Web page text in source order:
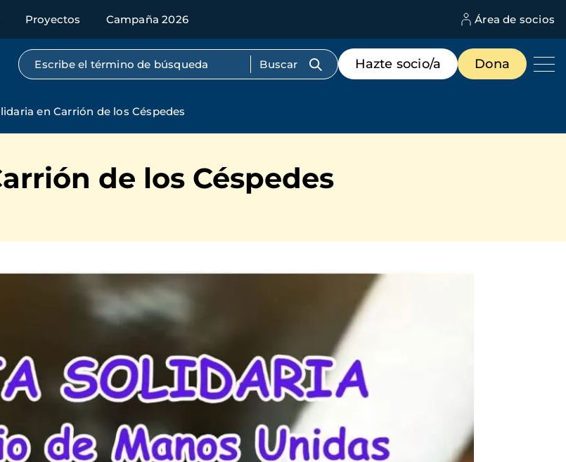
Proyectos Campaña 2026 Área de socios
Búsqueda por texto completo
Menú
de
destacados
Hazte socio/a Dona
en Carrión de los Céspedes
de los Céspedes